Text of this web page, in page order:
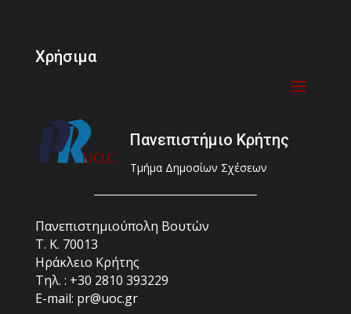
Χρήσιμα
Πανεπιστήμιο Κρήτης
Τμήμα Δημοσίων Σχέσεων
Πανεπιστημιούπολη Βουτών
Τ. Κ. 70013
Ηράκλειο Κρήτης
Τηλ. : +30 2810 393229
E-mail: pr@uoc.gr